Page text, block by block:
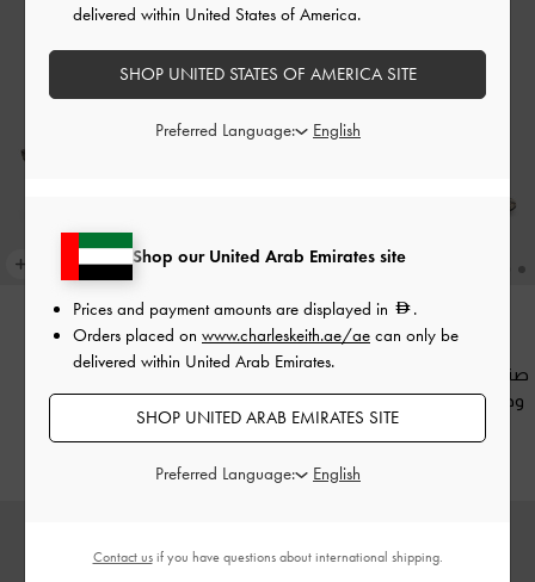
جديد
صندل كعب راينا بنقشة جلد الثعبان
وحلقة إصبع-نمط حيواني طبيعي
350.00
جديد
صندل كعب راينا بحلقة إصبع
ماروني
350.00
Shop our United Arab Emirates site
Prices and payment amounts are displayed in
.
Orders placed on www.charleskeith.ae/ae can only be
delivered within United Arab Emirates.
SHOP UNITED ARAB EMIRATES SITE
Preferred Language:
delivered within United States of America.
SHOP UNITED STATES OF AMERICA SITE
Preferred Language:
Contact usif you have questions about international shipping.